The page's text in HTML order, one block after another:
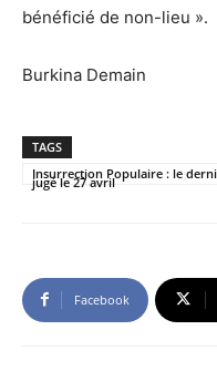
bénéficié de non-lieu ».
Burkina Demain
TAGS
Insurrection Populaire : le
jugé le 27 avril
Facebook